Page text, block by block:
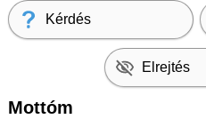
Kérdés
Elrejtés
Mottóm